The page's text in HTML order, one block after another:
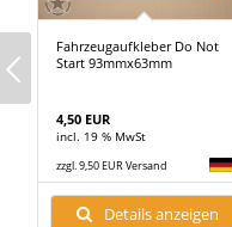
Fahrzeugaufkleber Do Not
Start 93mmx63mm
4,50 EUR
incl. 19 % MwSt
zzgl. 9,50 EUR Versand
Details anzeigen